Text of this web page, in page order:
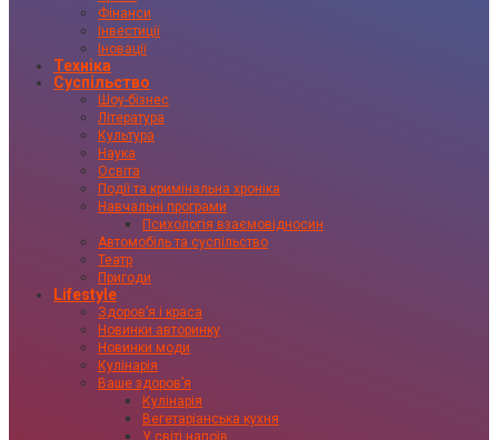
Фінанси
Інвестиції
Іновації
Техніка
Суспільство
Шоу-бізнес
Література
Культура
Наука
Освіта
Події та кримінальна хроніка
Навчальні програми
Психологія взаємовідносин
Автомобіль та суспільство
Театр
Пригоди
Lifestyle
Здоровʼя і краса
Новинки авторинку
Новинки моди
Кулінарія
Ваше здоровʼя
Кулінарія
Вегетаріанська кухня
У світі напоїв